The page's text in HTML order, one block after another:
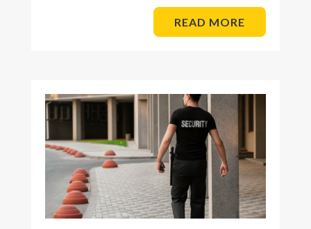
READ MORE